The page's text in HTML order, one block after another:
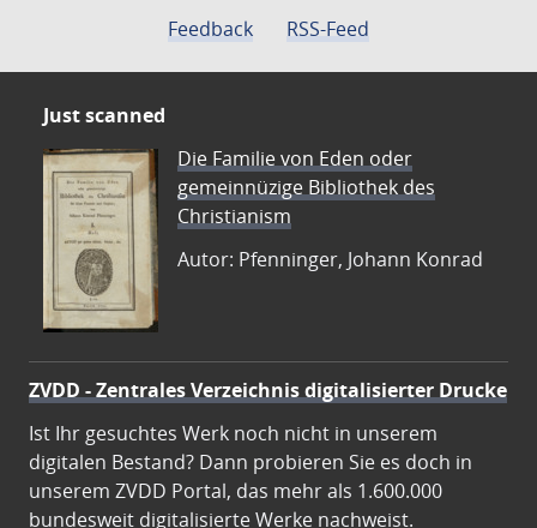
Feedback
RSS-Feed
Just scanned
Die Familie von Eden oder
gemeinnüzige Bibliothek des
Christianism
Autor: Pfenninger, Johann Konrad
ZVDD - Zentrales Verzeichnis digitalisierter Drucke
Ist Ihr gesuchtes Werk noch nicht in unserem
digitalen Bestand? Dann probieren Sie es doch in
unserem ZVDD Portal, das mehr als 1.600.000
bundesweit digitalisierte Werke nachweist.